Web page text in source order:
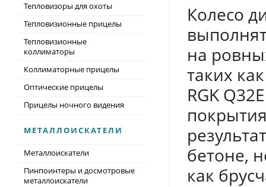
Колесо
на
таких
RGK
бетоне,
как
Тепловизоры для охоты
Тепловизионные прицелы
Тепловизионные
коллиматоры
Коллиматорные прицелы
Оптические прицелы
Прицелы ночного видения
МЕТАЛЛОИСКАТЕЛИ
Металлоискатели
Пинпоинтеры и досмотровые
металлоискатели